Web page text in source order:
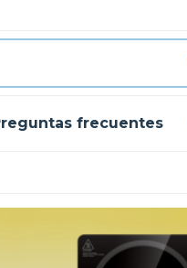
frecuentes